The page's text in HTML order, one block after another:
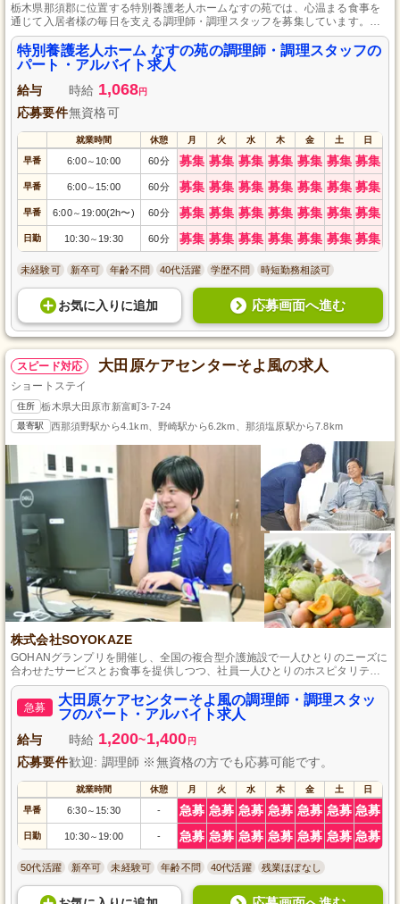
栃木県那須郡に位置する特別養護老人ホームなすの苑では、心温まる食事を
通じて入居者様の毎日を支える調理師・調理スタッフを募集しています。未
経験でも安心して働ける環境が整っており、経験豊富な先輩が丁寧に指導し
ます。那須の自然に囲まれた穏やかな環境の中で、あなたのライフスタイル
に合わせた勤務が可能です。料理を通して地域社会に貢献するやりがいを一
緒に感じませんか？あなたのご応募をお待ちしています。
特別養護老人ホーム なすの苑の調理師・調理スタッフの
パート・アルバイト求人
給与 時給 1,068円
応募要件無資格可
就業時間 休憩 月 火 水 木 金 土 日
早番 6:00～ 10:00 60分 募集 募集 募集 募集 募集 募集 募集
早番 6:00～ 15:00 60分 募集 募集 募集 募集 募集 募集 募集
早番 6:00～ 19:00(2h〜) 60分 募集 募集 募集 募集 募集 募集 募集
日勤 10:30～ 19:30 60分 募集 募集 募集 募集 募集 募集 募集
未経験可 新卒可 年齢不問 40代活躍 学歴不問 時短勤務相談可
お気に入り に追加 応募画面へ進む
スピード対応 大田原ケアセンターそよ風の求人
ショートステイ
住所 栃木県大田原市新富町3-7-24
最寄駅 西那須野駅から4.1km、野崎駅から6.2km、那須塩原駅から7.8km
株式会社SOYOKAZE
GOHANグランプリを開催し、全国の複合型介護施設で一人ひとりのニーズに
合わせたサービスとお食事を提供しつつ、社員一人ひとりのホスピタリティ
で支えられている施設です。
急募
大田原ケアセンターそよ風の調理師・調理スタッ
フのパート・アルバイト求人
給与 時給 1,200~1,400 円
応募要件歓迎: 調理師 ※無資格の方でも応募可能です。
就業時間 休憩 月 火 水 木 金 土 日
早番 6:30～ 15:30 - 急募 急募 急募 急募 急募 急募 急募
日勤 10:30～ 19:00 - 急募 急募 急募 急募 急募 急募 急募
50代活躍 新卒可 未経験可 年齢不問 40代活躍 残業ほぼなし